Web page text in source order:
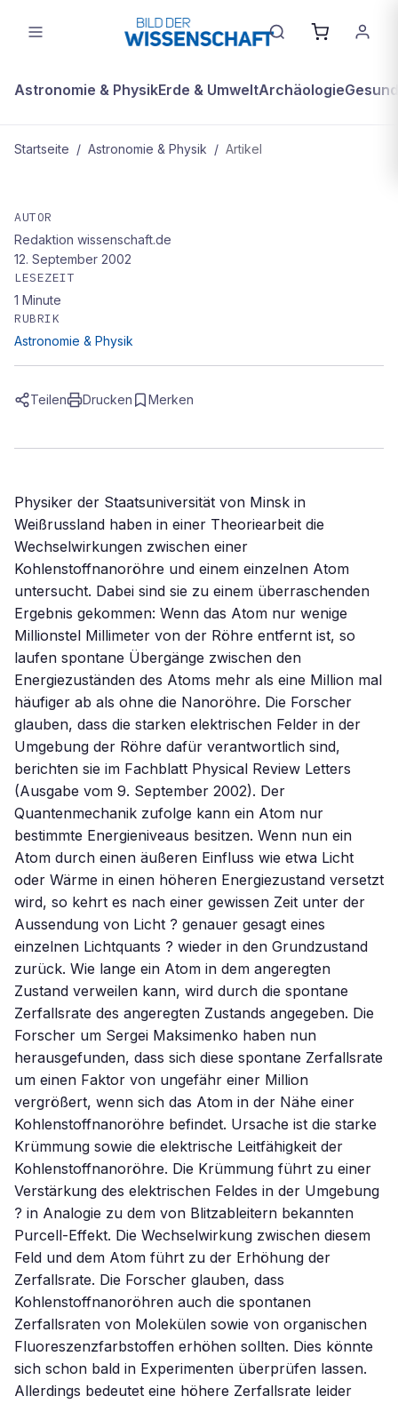
Astronomie & PhysikErde & UmweltArchäologie
Startseite / Astronomie & Physik / Artikel
Forscher: Kohlenstoffnanoröhren
wirken auf Atome wie Blitzableiter
AUTOR
Redaktion wissenschaft.de
12. September 2002
LESEZEIT
1 Minute
RUBRIK
Astronomie & Physik
Teilen Drucken Merken
Physiker der Staatsuniversität von Minsk in
Weißrussland haben in einer Theoriearbeit die
Wechselwirkungen zwischen einer
Kohlenstoffnanoröhre und einem einzelnen Atom
untersucht. Dabei sind sie zu einem überraschenden
Ergebnis gekommen: Wenn das Atom nur wenige
Millionstel Millimeter von der Röhre entfernt ist, so
laufen spontane Übergänge zwischen den
Energiezuständen des Atoms mehr als eine Million mal
häufiger ab als ohne die Nanoröhre. Die Forscher
glauben, dass die starken elektrischen Felder in der
Umgebung der Röhre dafür verantwortlich sind,
berichten sie im Fachblatt Physical Review Letters
(Ausgabe vom 9. September 2002). Der
Quantenmechanik zufolge kann ein Atom nur
bestimmte Energieniveaus besitzen. Wenn nun ein
Atom durch einen äußeren Einfluss wie etwa Licht
oder Wärme in einen höheren Energiezustand versetzt
wird, so kehrt es nach einer gewissen Zeit unter der
Aussendung von Licht ? genauer gesagt eines
einzelnen Lichtquants ? wieder in den Grundzustand
zurück. Wie lange ein Atom in dem angeregten
Zustand verweilen kann, wird durch die spontane
Zerfallsrate des angeregten Zustands angegeben. Die
Forscher um Sergei Maksimenko haben nun
herausgefunden, dass sich diese spontane Zerfallsrate
um einen Faktor von ungefähr einer Million
vergrößert, wenn sich das Atom in der Nähe einer
Kohlenstoffnanoröhre befindet. Ursache ist die starke
Krümmung sowie die elektrische Leitfähigkeit der
Kohlenstoffnanoröhre. Die Krümmung führt zu einer
Verstärkung des elektrischen Feldes in der Umgebung
? in Analogie zu dem von Blitzableitern bekannten
Purcell-Effekt. Die Wechselwirkung zwischen diesem
Feld und dem Atom führt zu der Erhöhung der
Zerfallsrate. Die Forscher glauben, dass
Kohlenstoffnanoröhren auch die spontanen
Zerfallsraten von Molekülen sowie von organischen
Fluoreszenzfarbstoffen erhöhen sollten. Dies könnte
sich schon bald in Experimenten überprüfen lassen.
Allerdings bedeutet eine höhere Zerfallsrate leider